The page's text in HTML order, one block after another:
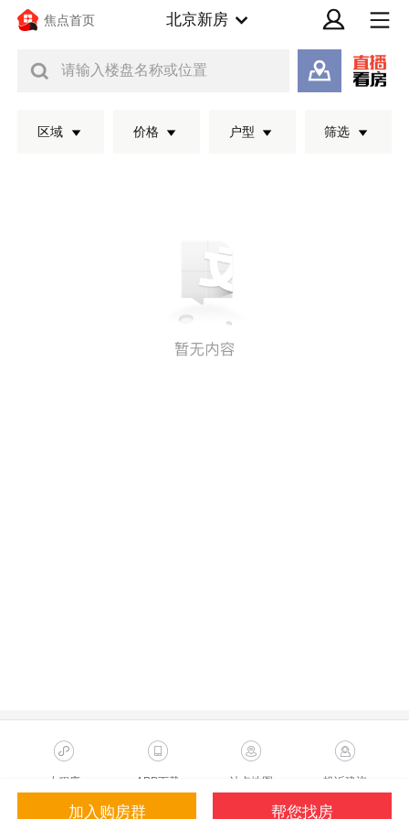
焦点首页 北京新房
请输入楼盘名称或位置
区域 价格 户型 筛选
加入购房群 帮您找房
小程序 APP下载 站点地图 投诉建议